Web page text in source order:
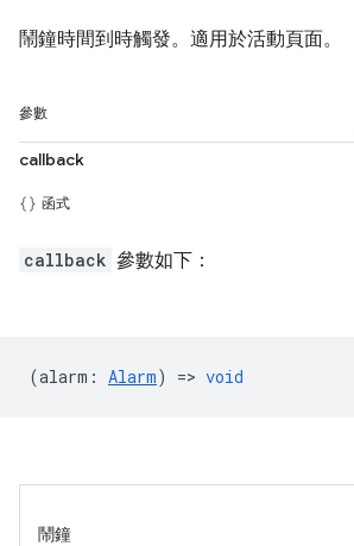
鬧鐘時間到時觸發。適用於活動頁面。
參數
callback
函式
callback 參數如下：
(alarm : Alarm) => void
鬧鐘